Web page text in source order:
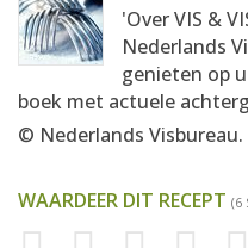
'Over VIS &
Nederlands
genieten op
boek met actuele
© Nederlands
WAARDEER DIT RECEPT (6